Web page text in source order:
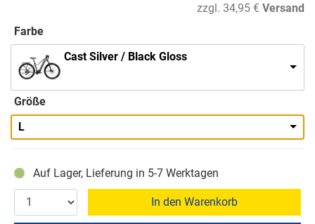
zzgl. 34,95 € Versand
Farbe
Cast Silver / Black Gloss
Größe
L
Auf Lager, Lieferung in 5-7 Werktagen
In den Warenkorb